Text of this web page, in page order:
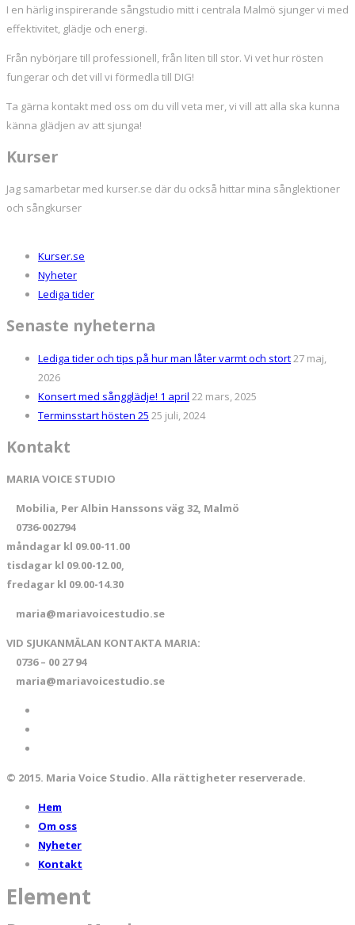
I en härlig inspirerande sångstudio mitt i centrala Malmö sjunger vi med
effektivitet, glädje och energi.
Från nybörjare till professionell, från liten till stor. Vi vet hur rösten
fungerar och det vill vi förmedla till DIG!
Ta gärna kontakt med oss om du vill veta mer, vi vill att alla ska kunna
känna glädjen av att sjunga!
Kurser
Jag samarbetar med kurser.se där du också hittar mina sånglektioner
och sångkurser
Kurser.se
Nyheter
Lediga tider
Senaste nyheterna
Lediga tider och tips på hur man låter varmt och stort 27 maj,
2026
Konsert med sångglädje! 1 april 22 mars, 2025
Terminsstart hösten 25 25 juli, 2024
Kontakt
MARIA VOICE STUDIO
Mobilia, Per Albin Hanssons väg 32, Malmö
0736-002794
måndagar kl 09.00-11.00
tisdagar kl 09.00-12.00,
fredagar kl 09.00-14.30
maria@mariavoicestudio.se
VID SJUKANMÄLAN KONTAKTA MARIA:
0736 – 00 27 94
maria@mariavoicestudio.se
© 2015. Maria Voice Studio. Alla rättigheter reserverade.
Hem
Om oss
Nyheter
Kontakt
Element